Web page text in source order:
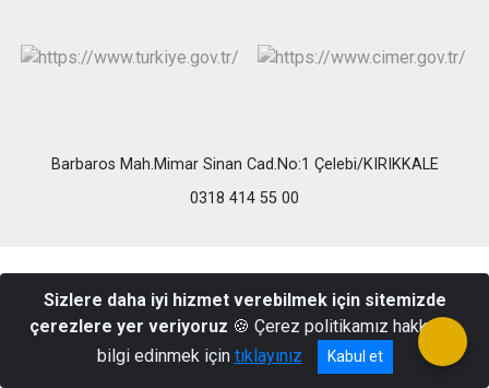
Barbaros Mah.Mimar Sinan Cad.No:1 Çelebi/KIRIKKALE
0318 414 55 00
Sizlere daha iyi hizmet verebilmek için sitemizde
çerezlere yer veriyoruz 🍪 Çerez politikamız hakkında
bilgi edinmek için tıklayınız Kabul et